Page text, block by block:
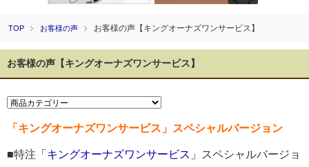
TOP お客様の声 お客様の声【キングオーナズワンサービス】
お客様の声【キングオーナズワンサービス】
「キングオーナズワンサービス」スペシャルバージョン
■特注 「キングオーナズワンサービス」
スペシャルバージョ